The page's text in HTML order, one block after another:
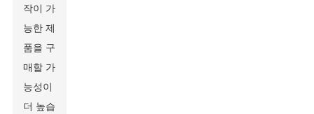
작이 가
능한 제
품을 구
매할 가
능성이
더 높습